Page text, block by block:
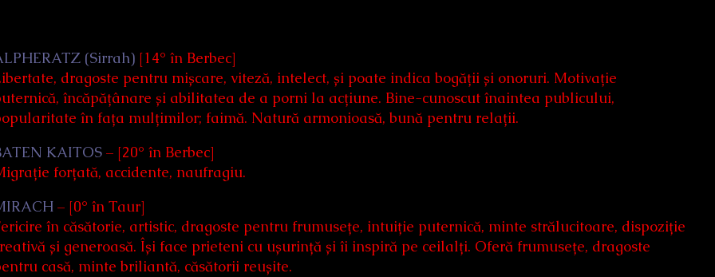
(Sirrah) [14° în Berbec]
dragoste pentru mișcare, viteză, intelect, și poate indica bogății și onoruri. Motivație
încăpățânare și abilitatea de a porni la acțiune. Bine-cunoscut înaintea publicului,
în fața mulțimilor; faimă. Natură armonioasă, bună pentru relații.
KAITOS – [20° în Berbec]
forțată, accidente, naufragiu.
– [0° în Taur]
în căsătorie, artistic, dragoste pentru frumusețe, intuiție puternică, minte strălucitoare, dispoziție
și generoasă. Își face prieteni cu ușurință și îi inspiră pe ceilalți. Oferă frumusețe, dragoste
casă, minte briliantă, căsătorii reușite.